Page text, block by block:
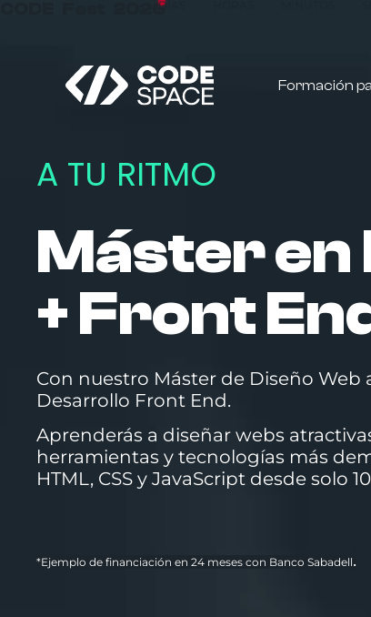
CODE Fest 2026DÍAS
Formación
A TU RITMO
Máster en
+ Front
Con nuestro Máster de Diseño
Desarrollo Front End.
Aprenderás a diseñar webs
herramientas y tecnologías más
HTML, CSS y JavaScript desde solo
*Ejemplo de financiación en 24 meses con Banco Sabadell.